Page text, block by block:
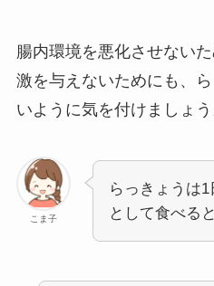
腸内環境を悪化させない
激を与えないためにも、
いように気を付けましょう
こま子
らっきょうは
として食べる